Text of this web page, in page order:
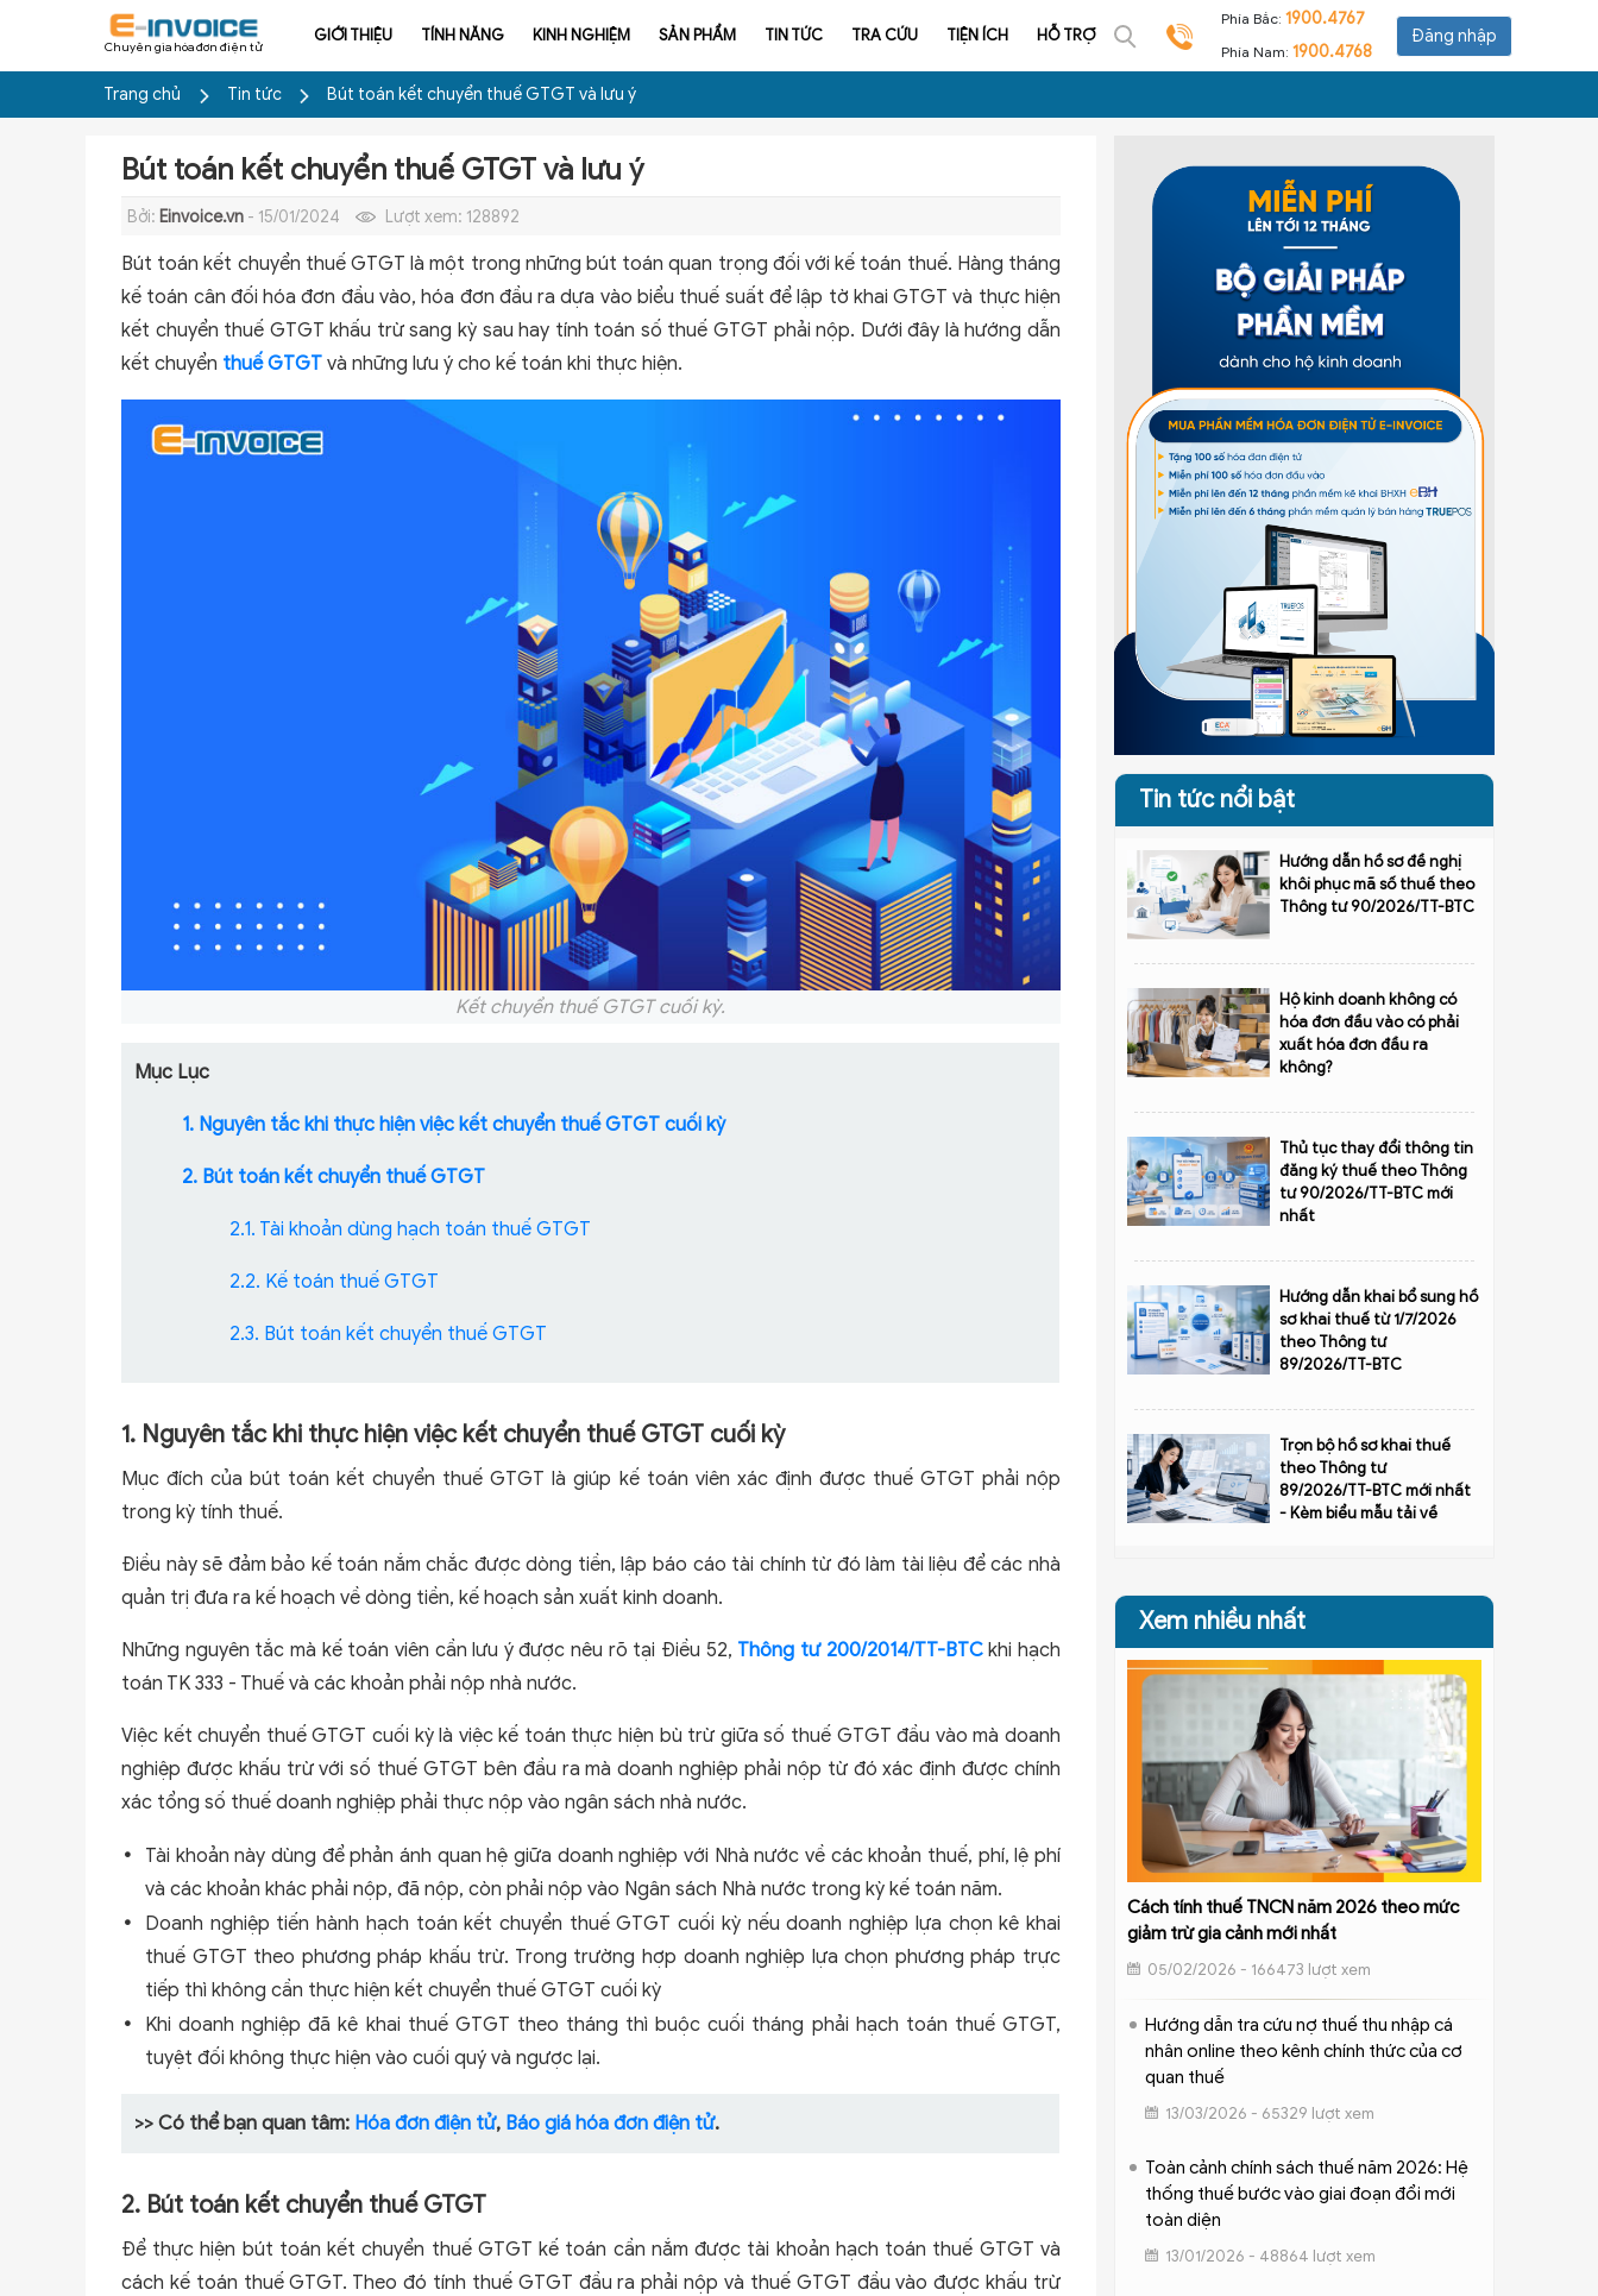
Chuyên gia hóa đơn điện tử
GIỚI THIỆU TÍNH NĂNG KINH NGHIỆM SẢN PHẨM TIN TỨC TRA CỨU TIỆN ÍCH HỖ TRỢ
Phía Bắc: 1900.4767
Phía Nam: 1900.4768
Đăng nhập
Trang chủ Tin tức Bút toán kết chuyển thuế GTGT và lưu ý
Bút toán kết chuyển thuế GTGT và lưu ý
Bởi: Einvoice.vn - 15/01/2024 Lượt xem: 128892
Bút toán kết chuyển thuế GTGT là một trong những bút toán quan trọng đối với kế toán thuế. Hàng tháng
kế toán cân đối hóa đơn đầu vào, hóa đơn đầu ra dựa vào biểu thuế suất để lập tờ khai GTGT và thực hiện
kết chuyển thuế GTGT khấu trừ sang kỳ sau hay tính toán số thuế GTGT phải nộp. Dưới đây là hướng dẫn
kết chuyển thuế GTGT và những lưu ý cho kế toán khi thực hiện.
Kết chuyển thuế GTGT cuối kỳ.
Mục Lục
1. Nguyên tắc khi thực hiện việc kết chuyển thuế GTGT cuối kỳ
2. Bút toán kết chuyển thuế GTGT
2.1. Tài khoản dùng hạch toán thuế GTGT
2.2. Kế toán thuế GTGT
2.3. Bút toán kết chuyển thuế GTGT
1. Nguyên tắc khi thực hiện việc kết chuyển thuế GTGT cuối kỳ
Mục đích của bút toán kết chuyển thuế GTGT là giúp kế toán viên xác định được thuế GTGT phải nộp
trong kỳ tính thuế.
Điều này sẽ đảm bảo kế toán nắm chắc được dòng tiền, lập báo cáo tài chính từ đó làm tài liệu để các nhà
quản trị đưa ra kế hoạch về dòng tiền, kế hoạch sản xuất kinh doanh.
Những nguyên tắc mà kế toán viên cần lưu ý được nêu rõ tại Điều 52, Thông tư 200/2014/TT-BTCkhi hạch
toán TK 333 - Thuế và các khoản phải nộp nhà nước.
Việc kết chuyển thuế GTGT cuối kỳ là việc kế toán thực hiện bù trừ giữa số thuế GTGT đầu vào mà doanh
nghiệp được khấu trừ với số thuế GTGT bên đầu ra mà doanh nghiệp phải nộp từ đó xác định được chính
xác tổng số thuế doanh nghiệp phải thực nộp vào ngân sách nhà nước.
Tài khoản này dùng để phản ánh quan hệ giữa doanh nghiệp với Nhà nước về các khoản thuế, phí, lệ phí
và các khoản khác phải nộp, đã nộp, còn phải nộp vào Ngân sách Nhà nước trong kỳ kế toán năm.
Doanh nghiệp tiến hành hạch toán kết chuyển thuế GTGT cuối kỳ nếu doanh nghiệp lựa chọn kê khai
thuế GTGT theo phương pháp khấu trừ. Trong trường hợp doanh nghiệp lựa chọn phương pháp trực
tiếp thì không cần thực hiện kết chuyển thuế GTGT cuối kỳ
Khi doanh nghiệp đã kê khai thuế GTGT theo tháng thì buộc cuối tháng phải hạch toán thuế GTGT,
tuyệt đối không thực hiện vào cuối quý và ngược lại.
>> Có thể bạn quan tâm: Hóa đơn điện tử, Báo giá hóa đơn điện tử.
2. Bút toán kết chuyển thuế GTGT
Để thực hiện bút toán kết chuyển thuế GTGT kế toán cần nắm được tài khoản hạch toán thuế GTGT và
cách kế toán thuế GTGT. Theo đó tính thuế GTGT đầu ra phải nộp và thuế GTGT đầu vào được khấu trừ
Tin tức nổi bật
Hướng dẫn hồ sơ đề nghị
khôi phục mã số thuế theo
Thông tư 90/2026/TT-BTC
Hộ kinh doanh không có
hóa đơn đầu vào có phải
xuất hóa đơn đầu ra
không?
Thủ tục thay đổi thông tin
đăng ký thuế theo Thông
tư 90/2026/TT-BTC mới
nhất
Hướng dẫn khai bổ sung hồ
sơ khai thuế từ 1/7/2026
theo Thông tư
89/2026/TT-BTC
Trọn bộ hồ sơ khai thuế
theo Thông tư
89/2026/TT-BTC mới nhất
- Kèm biểu mẫu tải về
Xem nhiều nhất
Cách tính thuế TNCN năm 2026 theo mức
giảm trừ gia cảnh mới nhất
05/02/2026 - 166473 lượt xem
Hướng dẫn tra cứu nợ thuế thu nhập cá
nhân online theo kênh chính thức của cơ
quan thuế
13/03/2026 - 65329 lượt xem
Toàn cảnh chính sách thuế năm 2026: Hệ
thống thuế bước vào giai đoạn đổi mới
toàn diện
13/01/2026 - 48864 lượt xem